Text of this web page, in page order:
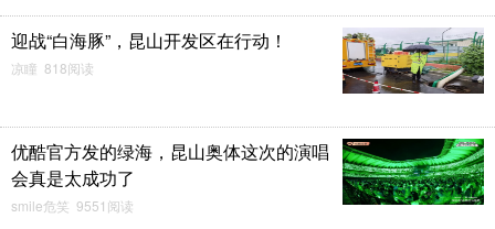
迎战“白海豚”，昆山开发区在行动！
凉瞳 818阅读
优酷官方发的绿海，昆山奥体这次的演唱
会真是太成功了
smile危笑 9551阅读